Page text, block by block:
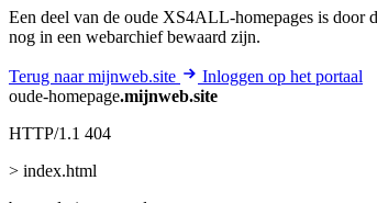
Een deel van de oude XS4ALL-homepages is door
nog in een webarchief bewaard zijn.
Terug naar mijnweb.site
Inloggen op het portaal
oude-homepage.mijnweb.site
HTTP/1.1 404
> index.html